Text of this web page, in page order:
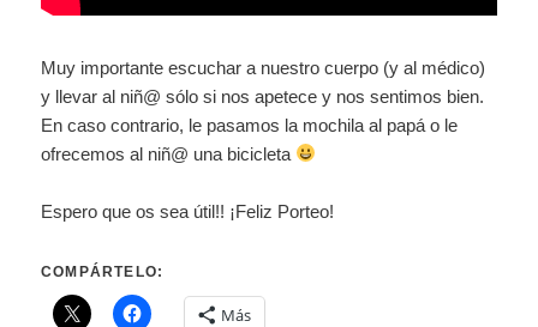
Muy importante escuchar a nuestro cuerpo (y al médico)
y llevar al niñ@ sólo si nos apetece y nos sentimos bien.
En caso contrario, le pasamos la mochila al papá o le
ofrecemos al niñ@ una bicicleta
Espero que os sea útil!! ¡Feliz Porteo!
COMPÁRTELO:
Más